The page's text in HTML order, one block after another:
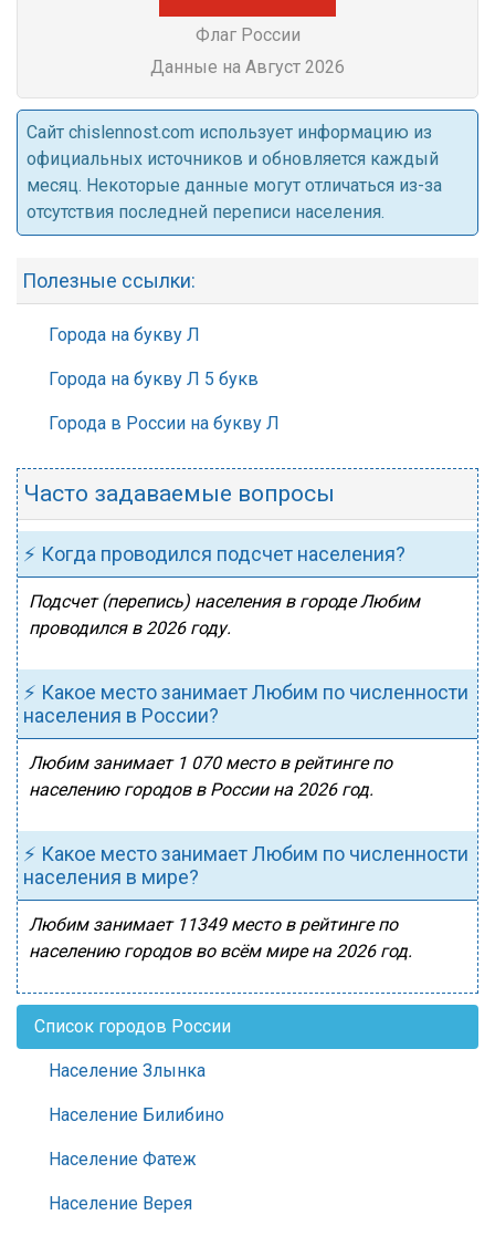
Флаг России
Данные на Август 2026
Cайт chislennost.com использует информацию из
официальных источников и обновляется каждый
месяц. Некоторые данные могут отличаться из-за
отсутствия последней переписи населения.
Полезные ссылки:
Города на букву Л
Города на букву Л 5 букв
Города в России на букву Л
Часто задаваемые вопросы
⚡ Когда проводился подсчет населения?
Подсчет (перепись) населения в городе Любим
проводился в 2026 году.
⚡ Какое место занимает Любим по численности
населения в России?
Любим занимает 1 070 место в рейтинге по
населению городов в России на 2026 год.
⚡ Какое место занимает Любим по численности
населения в мире?
Любим занимает 11349 место в рейтинге по
населению городов во всём мире на 2026 год.
Список городов России
Население Злынка
Население Билибино
Население Фатеж
Население Верея